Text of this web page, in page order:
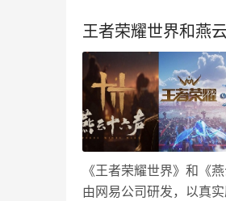
王者荣耀世界和燕
《王者荣耀世界》和《
由网易公司研发，以真